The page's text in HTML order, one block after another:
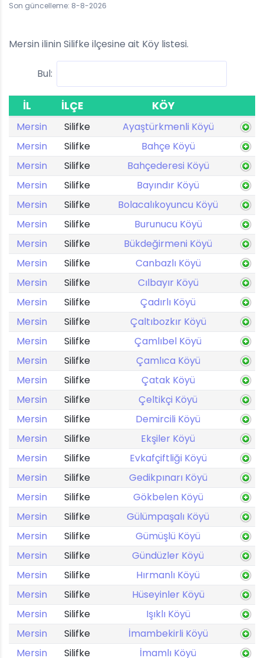
Son güncelleme: 8-8-2026
Mersin ilinin Silifke ilçesine ait Köy listesi.
Bul:
İL İLÇE KÖY
Mersin Silifke
Ayaştürkmenli Köyü
Mersin
Silifke
Bahçe Köyü
Mersin
Silifke
Bahçederesi Köyü
Mersin
Silifke
Bayındır Köyü
Mersin
Silifke
Bolacalıkoyuncu Köyü
Mersin
Silifke
Burunucu Köyü
Mersin
Silifke
Bükdeğirmeni Köyü
Mersin
Silifke
Canbazlı Köyü
Mersin
Silifke
Cılbayır Köyü
Mersin
Silifke
Çadırlı Köyü
Mersin
Silifke
Çaltıbozkır Köyü
Mersin
Silifke
Çamlıbel Köyü
Mersin
Silifke
Çamlıca Köyü
Mersin
Silifke
Çatak Köyü
Mersin
Silifke
Çeltikçi Köyü
Mersin
Silifke
Demircili Köyü
Mersin
Silifke
Ekşiler Köyü
Mersin
Silifke
Evkafçiftliği Köyü
Mersin
Silifke
Gedikpınarı Köyü
Mersin
Silifke
Gökbelen Köyü
Mersin
Silifke
Gülümpaşalı Köyü
Mersin
Silifke
Gümüşlü Köyü
Mersin
Silifke
Gündüzler Köyü
Mersin
Silifke
Hırmanlı Köyü
Mersin
Silifke
Hüseyinler Köyü
Mersin
Silifke
Işıklı Köyü
Mersin
Silifke
İmambekirli Köyü
Mersin
Silifke İmamlı Köyü